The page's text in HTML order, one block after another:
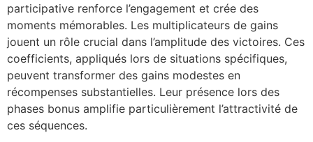
participative renforce l’engagement et crée des
moments mémorables. Les multiplicateurs de gains
jouent un rôle crucial dans l’amplitude des victoires. Ces
coefficients, appliqués lors de situations spécifiques,
peuvent transformer des gains modestes en
récompenses substantielles. Leur présence lors des
phases bonus amplifie particulièrement l’attractivité de
ces séquences.